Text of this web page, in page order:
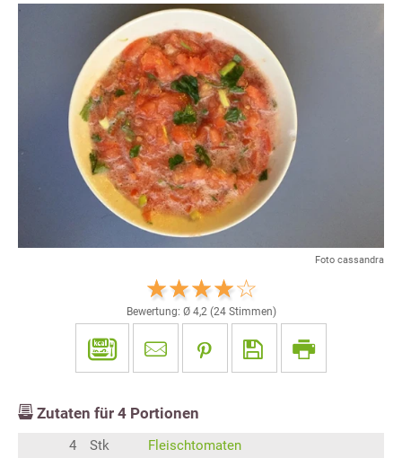
Foto cassandra
Bewertung: Ø 4,2(24Stimmen)
Zutaten für 4 Portionen
4 Stk
Fleischtomaten